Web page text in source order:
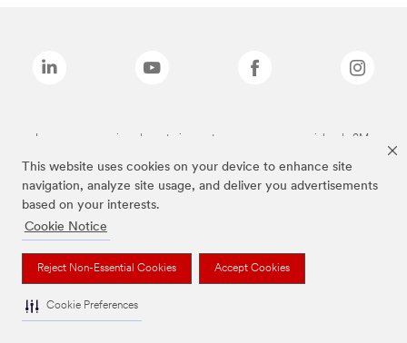
This website uses cookies on your device to enhance site
navigation, analyze site usage, and deliver you advertisements
based on your interests.
Cookie Notice
Reject Non-Essential Cookies Accept Cookies
Cookie Preferences
Las marcas mencionadas anteriormente son marcas comerciales de 3M.